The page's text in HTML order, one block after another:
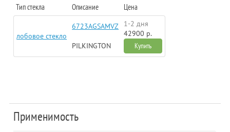
Тип стекла Описание Цена
лобовое стекло
6723AGSAMVZ
PILKINGTON
1-2 дня
42900 р.
Купить
Применимость